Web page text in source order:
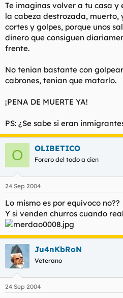
Te imaginas volver a tu casa
la cabeza destrozada,
cortes y golpes, porque unos
dinero que consiguen
frente.
No tenian bastante con
cabrones, tenian que matarlo.
¡PENA DE MUERTE YA!
PS: ¿Se sabe si eran
O OLIBETICO
Forero del todo a cien
24 Sep 2004
Lo mismo es por equívoco no??
Y si venden churros cuando
Ju4nKbRoN
Veterano
24 Sep 2004